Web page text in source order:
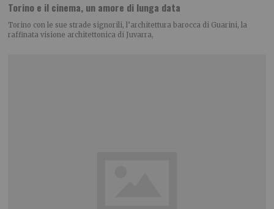
Torino e il cinema, un amore di lunga data
Torino con le sue strade signorili, l’architettura barocca di Guarini, la
raffinata visione architettonica di Juvarra,